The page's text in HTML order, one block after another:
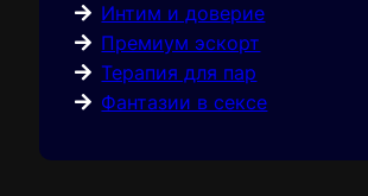
Интим и доверие
Премиум эскорт
Терапия для пар
Фантазии в сексе